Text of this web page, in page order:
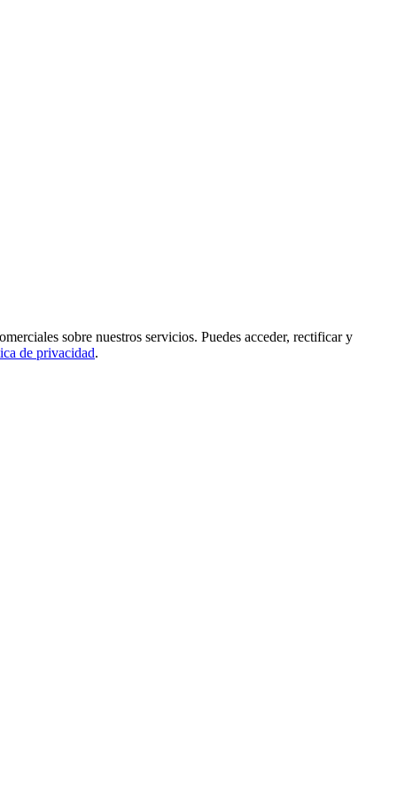
sobre nuestros servicios. Puedes acceder, rectificar y
de privacidad.